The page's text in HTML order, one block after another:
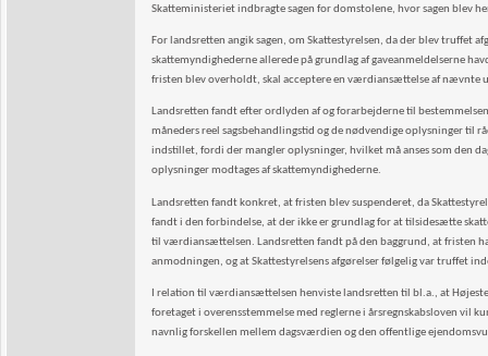
Skatteministeriet indbragte sagen for domstolene, hvor sagen blev
For landsretten angik sagen, om Skattestyrelsen, da der blev truffet
skattemyndighederne allerede på grundlag af gaveanmeldelserne
fristen blev overholdt, skal acceptere en værdiansættelse af nævnte
Landsretten fandt efter ordlyden af og forarbejderne til
måneders reel sagsbehandlingstid og de nødvendige oplysninger til
indstillet, fordi der mangler oplysninger, hvilket må anses som den
oplysninger modtages af skattemyndighederne.
Landsretten fandt konkret, at fristen blev suspenderet, da
fandt i den forbindelse, at der ikke er grundlag for at tilsidesætte
til værdiansættelsen. Landsretten fandt på den baggrund, at fristen
anmodningen, og at Skattestyrelsens afgørelser følgelig var truffet
I relation til værdiansættelsen henviste landsretten til bl.a., at
foretaget i overensstemmelse med reglerne i årsregnskabsloven vil
navnlig forskellen mellem dagsværdien og den offentlige